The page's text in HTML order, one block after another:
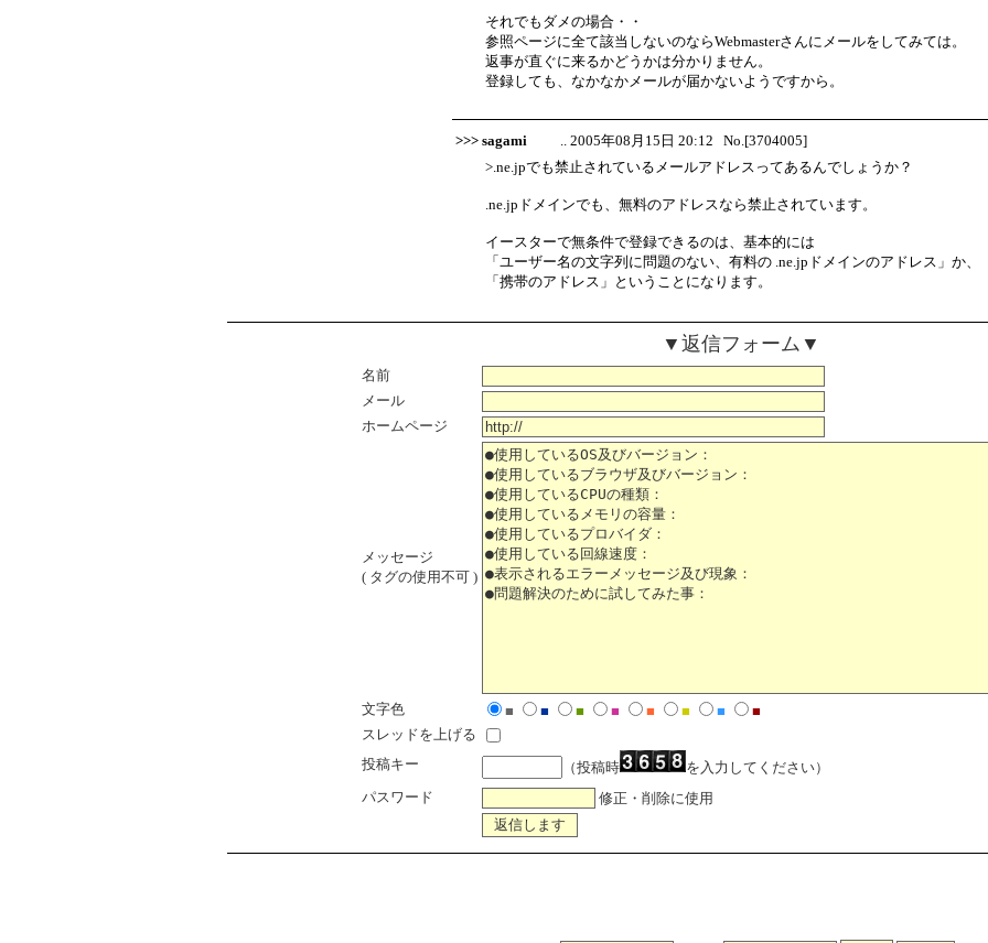
それでもダメの場合・・
参照ページに全て該当しないのならWebmasterさんにメールをしてみては。
返事が直ぐに来るかどうかは分かりません。
登録しても、なかなかメールが届かないようですから。
>>> sagami
.. 2005年08月15日 20:12 No.[3704005]
>.ne.jpでも禁止されているメールアドレスってあるんでしょうか？
.ne.jpドメインでも、無料のアドレスなら禁止されています。
イースターで無条件で登録できるのは、基本的には
「ユーザー名の文字列に問題のない、有料の .ne.jpドメインのアドレス」か、
「携帯のアドレス」ということになります。
▼返信フォーム▼
名前
メール
ホームページ
メッセージ
( タグの使用不可 )
文字色 ■ ■ ■ ■ ■ ■ ■
■
スレッドを上げる
投稿キー
（投稿時
を入力してください）
パスワード
修正・削除に使用